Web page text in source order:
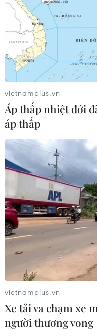
Cà Mau: Khởi tố,
Giám đốc Vườn
07/10/2022 07:51
Với thủ đoạn lập quỹ
2016-2018, bị can
Vườn Quốc gia Mũi
hơn 6,5 tỷ đồng.
vietnamplus.vn
Áp thấp nhiệt đới
áp thấp
vietnamplus.vn
Xe tải va chạm xe
người thương vong